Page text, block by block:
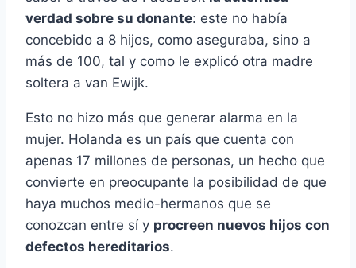
verdad sobre su donante: este no había
concebido a 8 hijos, como aseguraba, sino a
más de 100, tal y como le explicó otra madre
soltera a van Ewijk.
Esto no hizo más que generar alarma en la
mujer. Holanda es un país que cuenta con
apenas 17 millones de personas, un hecho que
convierte en preocupante la posibilidad de que
haya muchos medio-hermanos que se
conozcan entre sí y procreen nuevos hijos con
defectos hereditarios.